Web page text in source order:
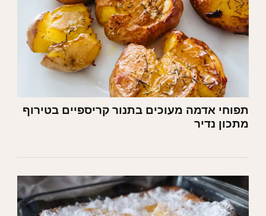
תפוחי אדמה מעוכים בתנור קריספיים בטירוף
מתכון נדיר